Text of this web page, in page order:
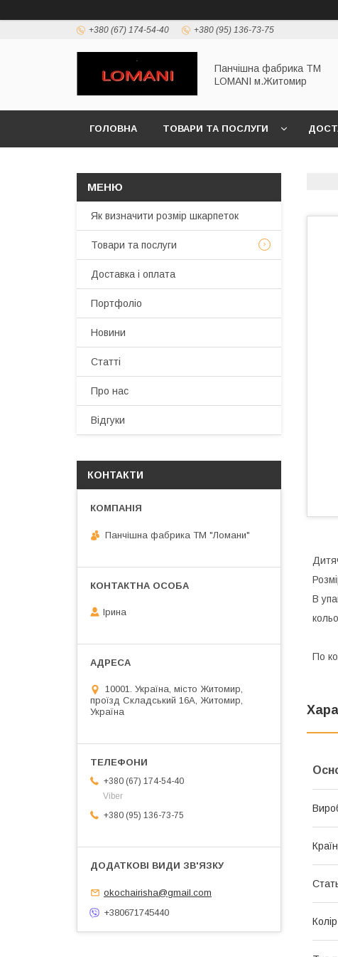
+380 (67) 174-54-40 +380 (95) 136-73-75
Панчішна фабрика ТМ
LOMANI м.Житомир
ГОЛОВНА ТОВАРИ ТА ПОСЛУГИ
В
По
Колір
Як визначити розмір шкарпеток
Товари та послуги
Доставка і оплата
Портфоліо
Новини
Статті
Про нас
Відгуки
КОНТАКТИ
Панчішна фабрика ТМ "Ломани"
Ірина
10001. Україна, місто Житомир,
проїзд Складський 16А, Житомир,
Україна
+380 (67) 174-54-40
Viber
+380 (95) 136-73-75
okochairisha@gmail.com
+380671745440